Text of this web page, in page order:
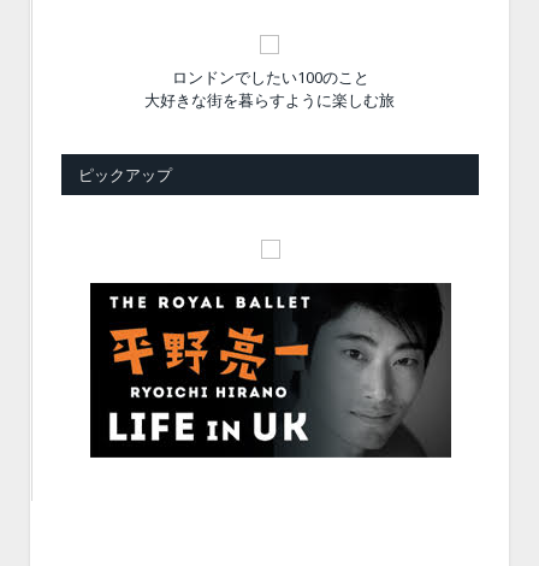
ロンドンでしたい100のこと
大好きな街を暮らすように楽しむ旅
ピックアップ